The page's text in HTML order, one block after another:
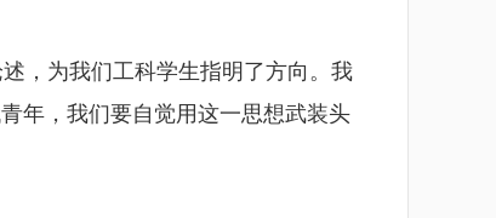
，为我们工科学生指明了方向。我
年，我们要自觉用这一思想武装头